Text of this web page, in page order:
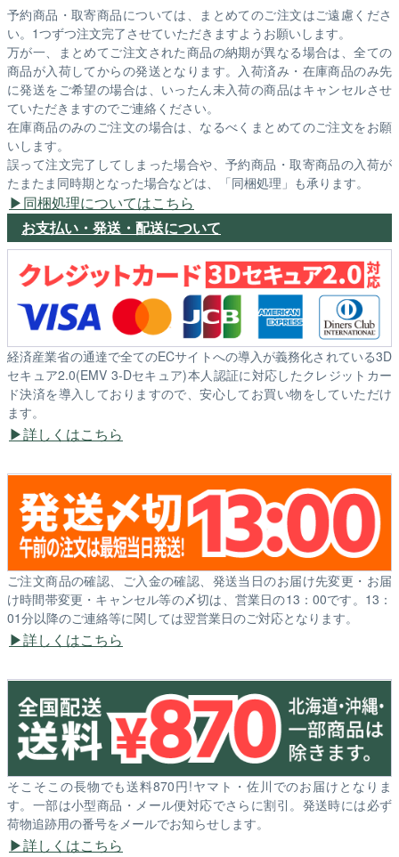
予約商品・取寄商品については、まとめてのご注文はご遠慮くださ
い。1つずつ注文完了させていただきますようお願いします。
万が一、まとめてご注文された商品の納期が異なる場合は、全ての
商品が入荷してからの発送となります。入荷済み・在庫商品のみ先
に発送をご希望の場合は、いったん未入荷の商品はキャンセルさせ
ていただきますのでご連絡ください。
在庫商品のみのご注文の場合は、なるべくまとめてのご注文をお願
いします。
誤って注文完了してしまった場合や、予約商品・取寄商品の入荷が
たまたま同時期となった場合などは、「同梱処理」も承ります。
同梱処理についてはこちら
お支払い・発送・配送について
経済産業省の通達で全てのECサイトへの導入が義務化されている3D
セキュア2.0(EMV 3-Dセキュア)本人認証に対応したクレジットカー
ド決済を導入しておりますので、安心してお買い物をしていただけ
ます。
詳しくはこちら
ご注文商品の確認、ご入金の確認、発送当日のお届け先変更・お届
け時間帯変更・キャンセル等の〆切は、営業日の13：00です。13：
01分以降のご連絡等に関しては翌営業日のご対応となります。
詳しくはこちら
そこそこの長物でも送料870円!ヤマト・佐川でのお届けとなりま
す。一部は小型商品・メール便対応でさらに割引。発送時には必ず
荷物追跡用の番号をメールでお知らせします。
詳しくはこちら